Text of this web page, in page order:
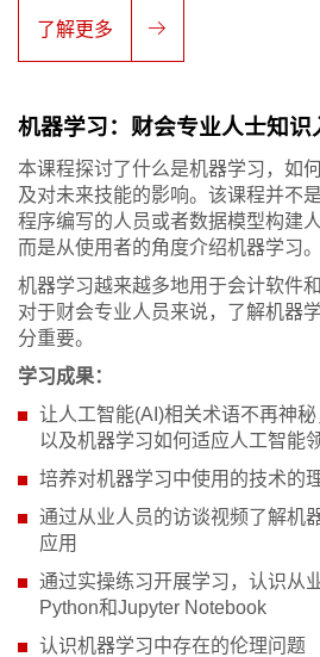
了解更多
机器学习：财会专业人士知识
本课程探讨了什么是机器学习，如
及对未来技能的影响。该课程并不
程序编写的人员或者数据模型构建
而是从使用者的角度介绍机器学习。
机器学习越来越多地用于会计软件
对于财会专业人员来说，了解机器
分重要。
学习成果：
让人工智能(AI)相关术语不再神秘
以及机器学习如何适应人工智能
培养对机器学习中使用的技术的
通过从业人员的访谈视频了解机
应用
通过实操练习开展学习，认识从
Python和Jupyter Notebook
认识机器学习中存在的伦理问题